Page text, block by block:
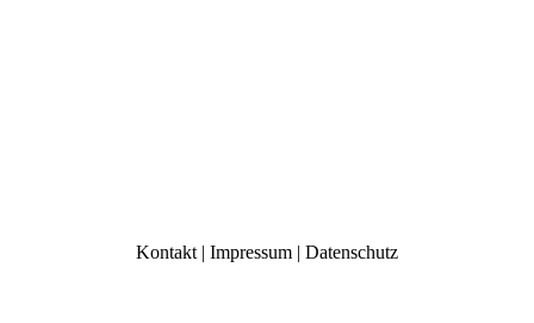
Kontakt | Impressum | Datenschutz